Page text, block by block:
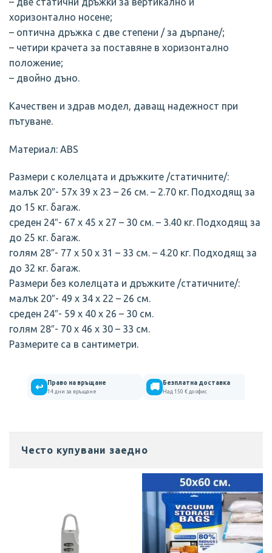
хоризонтално носене;
– оптична дръжка с две степени / за дърпане/;
– четири крачета за поставяне в хоризонтално
положение;
– двойно дъно.
Качествен и здрав модел, даващ надежност при
пътуване.
Материал: ABS
Размери с колелцата и дръжките /статичните/:
малък 20″- 57х 39 х 23 – 26 см. – 2.70 кг. Подходящ за
до 15 кг. багаж.
среден 24″- 67 х 45 х 27 – 30 см. – 3.40 кг. Подходящ за
до 25 кг. багаж.
голям 28″- 77 х 50 х 31 – 33 см. – 4.20 кг. Подходящ за
до 32 кг. багаж.
Размери без колелцата и дръжките /статичните/:
малък 20″- 49 х 34 х 22 – 26 см.
среден 24″- 59 х 40 х 26 – 30 см.
голям 28″- 70 х 46 х 30 – 33 см.
Размерите са в сантиметри.
↩ Право на връщане
14 дни за връщане 🚚 Безплатна доставка
Над 150 € до офис
Често купувани заедно